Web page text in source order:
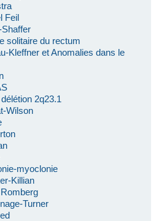
Feil
solitaire du rectum
Kleffner et Anomalies dans le
2q23.1
Wilson
myoclonie
Killian
Turner